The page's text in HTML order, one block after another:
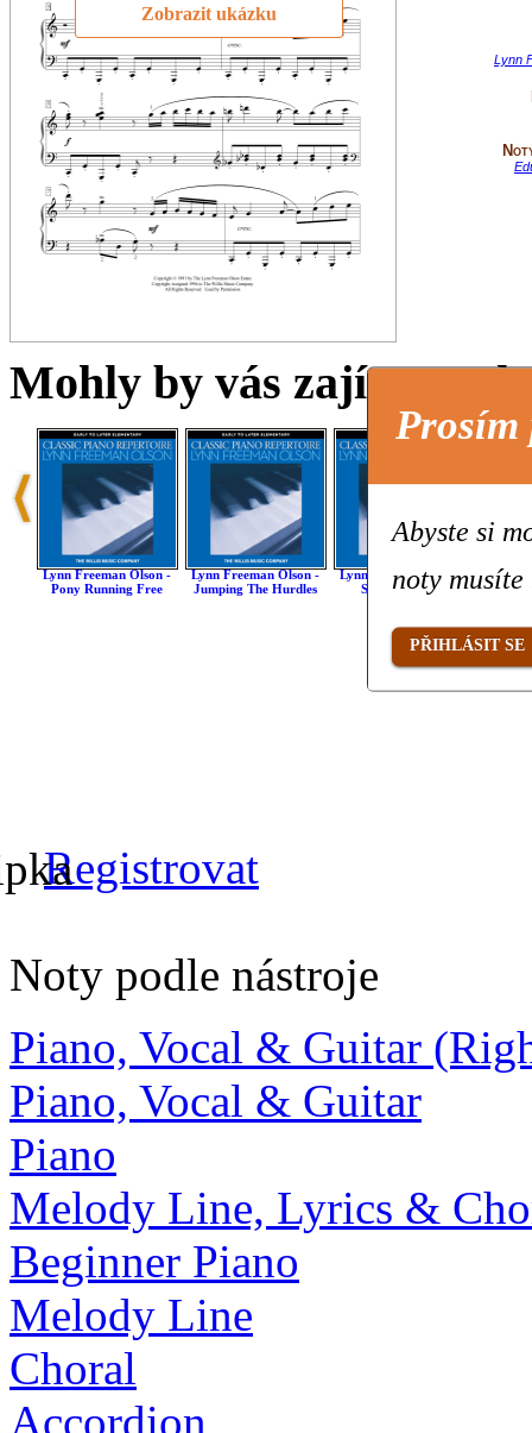
Zobrazit ukázku
Lynn
Mohly by vás zajímat
Lynn Freeman Olson -
Pony Running Free
Lynn Freeman Olson -
Jumping The Hurdles
Lynn Freeman Olson -
Silent Shadows
Lynn
Tubas
Registrovat
Noty podle nástroje
Piano, Vocal & Guitar
Piano, Vocal & Guitar
Piano
Melody Line, Lyrics &
Beginner Piano
Melody Line
Choral
Accordion
Prosím
Abyste si
noty
PŘIHLÁSIT SE